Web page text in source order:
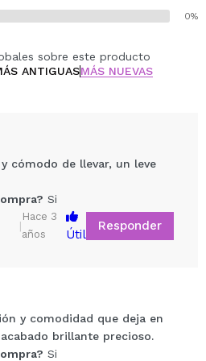
0%
sobre este producto
ANTIGUASMÁS NUEVAS
el primero. Imagínatelo...
cómodo de llevar, un leve
Si
|
Hace 3
años
Útil
Responder
y comodidad que deja en
brillante precioso.
Si